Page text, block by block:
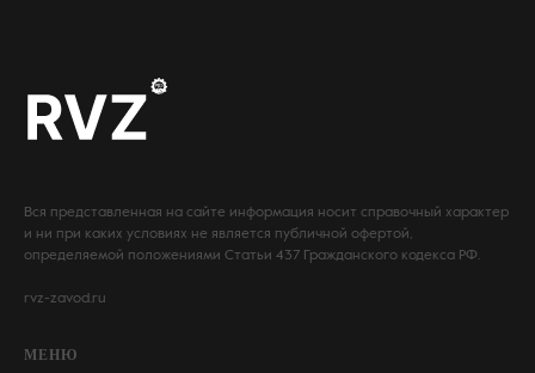
Вся представленная на сайте информация носит справочный характер
и ни при каких условиях не является публичной офертой,
определяемой положениями Статьи 437 Гражданского кодекса РФ.
rvz-zavod.ru
МЕНЮ